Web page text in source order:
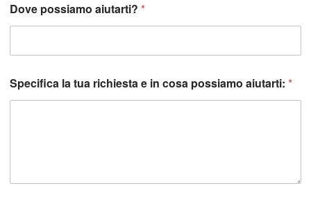
Dove possiamo aiutarti?*
Specifica la tua richiesta e in cosa possiamo aiutarti:*